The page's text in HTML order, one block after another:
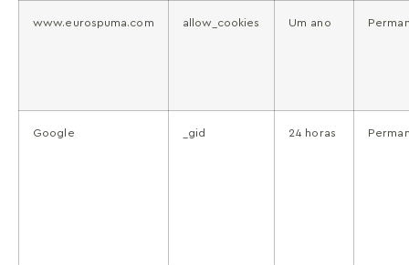
www.eurospuma.com allow_cookies Um ano
Google _gid 24 horas